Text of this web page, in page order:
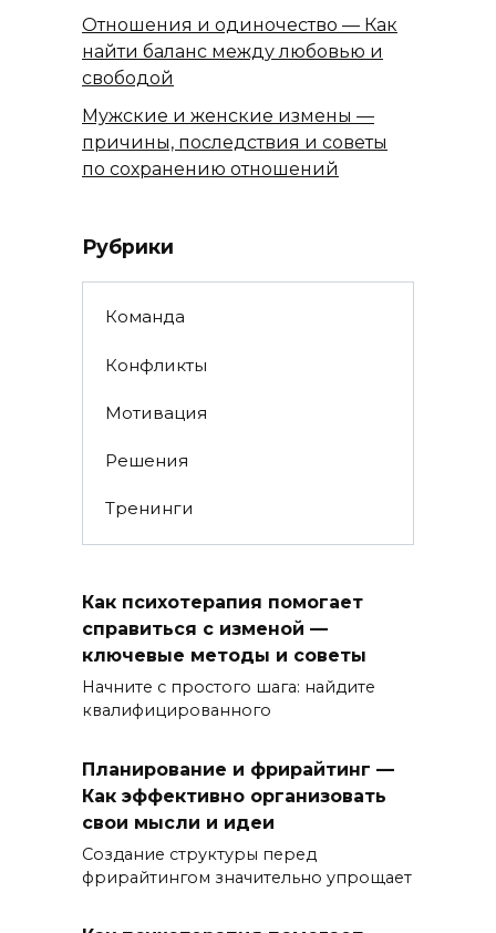
Отношения и одиночество — Как
найти баланс между любовью и
свободой
Мужские и женские измены —
причины, последствия и советы
по сохранению отношений
Рубрики
Команда
Конфликты
Мотивация
Решения
Тренинги
Как психотерапия помогает
справиться с изменой —
ключевые методы и советы
Начните с простого шага: найдите
квалифицированного
Планирование и фрирайтинг —
Как эффективно организовать
свои мысли и идеи
Создание структуры перед
фрирайтингом значительно упрощает